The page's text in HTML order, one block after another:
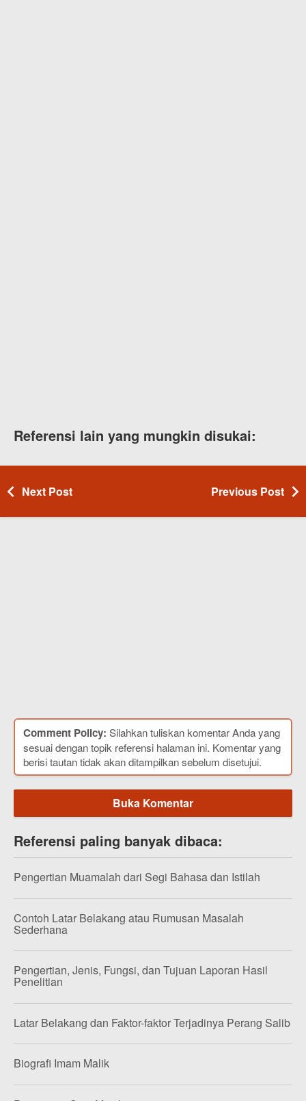
Referensi lain yang mungkin disukai:
Next Post Previous Post
Comment Policy: Silahkan tuliskan komentar Anda yang
sesuai dengan topik referensi halaman ini. Komentar yang
berisi tautan tidak akan ditampilkan sebelum disetujui.
Buka Komentar
Referensi paling banyak dibaca:
Pengertian Muamalah dari Segi Bahasa dan Istilah
Contoh Latar Belakang atau Rumusan Masalah
Sederhana
Pengertian, Jenis, Fungsi, dan Tujuan Laporan Hasil
Penelitian
Latar Belakang dan Faktor-faktor Terjadinya Perang Salib
Biografi Imam Malik